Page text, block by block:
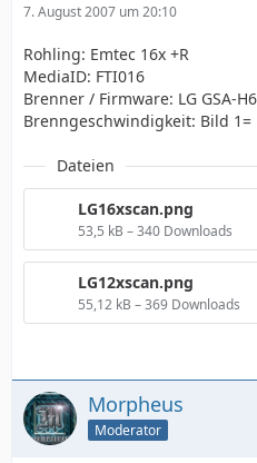
7. August 2007 um 20:10
Rohling: Emtec 16x +R
MediaID: FTI016
Brenner / Firmware: LG GSA-
Brenngeschwindigkeit: Bild 1=
Dateien
LG16xscan.png
53,5 kB – 340 Downloads
LG12xscan.png
55,12 kB – 369 Downloads
Morpheus
Moderator